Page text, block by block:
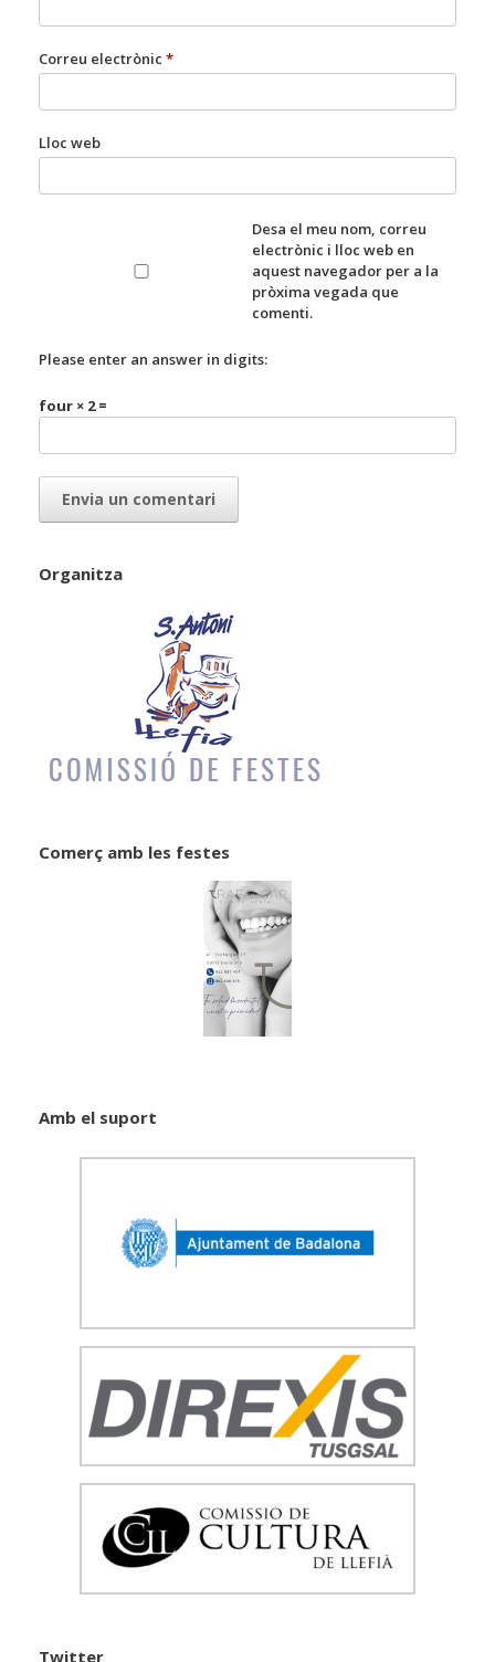
Correu electrònic *
Lloc web
Desa el meu nom, correu
electrònic i lloc web en
aquest navegador per a la
pròxima vegada que
comenti.
Please enter an answer in digits:
four × 2 =
Organitza
Comerç amb les festes
Amb el suport
Twitter